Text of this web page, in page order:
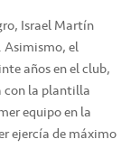
Israel Martín
Asimismo, el
años en el club,
con la plantilla
equipo en la
ejercía de máximo